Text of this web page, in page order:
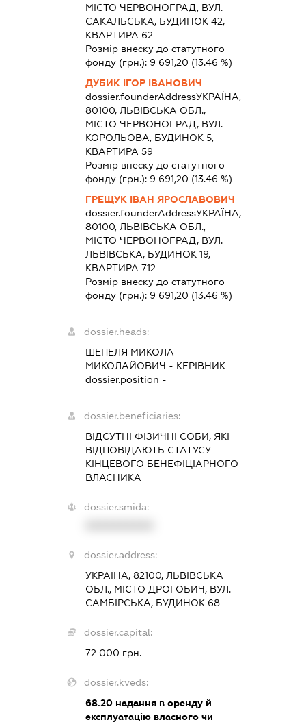
МІСТО ЧЕРВОНОГРАД, ВУЛ.
САКАЛЬСЬКА, БУДИНОК 42,
КВАРТИРА 62
Розмір внеску до статутного
фонду (грн.): 9 691,20 (13.46 %)
ДУБИК ІГОР ІВАНОВИЧ
dossier.founderAddressУКРАЇНА,
80100, ЛЬВІВСЬКА ОБЛ.,
МІСТО ЧЕРВОНОГРАД, ВУЛ.
КОРОЛЬОВА, БУДИНОК 5,
КВАРТИРА 59
Розмір внеску до статутного
фонду (грн.): 9 691,20 (13.46 %)
ГРЕЩУК ІВАН ЯРОСЛАВОВИЧ
dossier.founderAddressУКРАЇНА,
80100, ЛЬВІВСЬКА ОБЛ.,
МІСТО ЧЕРВОНОГРАД, ВУЛ.
ЛЬВІВСЬКА, БУДИНОК 19,
КВАРТИРА 712
Розмір внеску до статутного
фонду (грн.): 9 691,20 (13.46 %)
dossier.heads:
ШЕПЕЛЯ МИКОЛА
МИКОЛАЙОВИЧ - КЕРІВНИК
dossier.position -
dossier.beneficiaries:
ВІДСУТНІ ФІЗИЧНІ СОБИ, ЯКІ
ВІДПОВІДАЮТЬ СТАТУСУ
КІНЦЕВОГО БЕНЕФІЦІАРНОГО
ВЛАСНИКА
dossier.smida:
dossier.address:
УКРАЇНА, 82100, ЛЬВІВСЬКА
ОБЛ., МІСТО ДРОГОБИЧ, ВУЛ.
САМБІРСЬКА, БУДИНОК 68
dossier.capital:
72 000 грн.
dossier.kveds:
68.20 надання в оренду й
експлуатацію власного чи